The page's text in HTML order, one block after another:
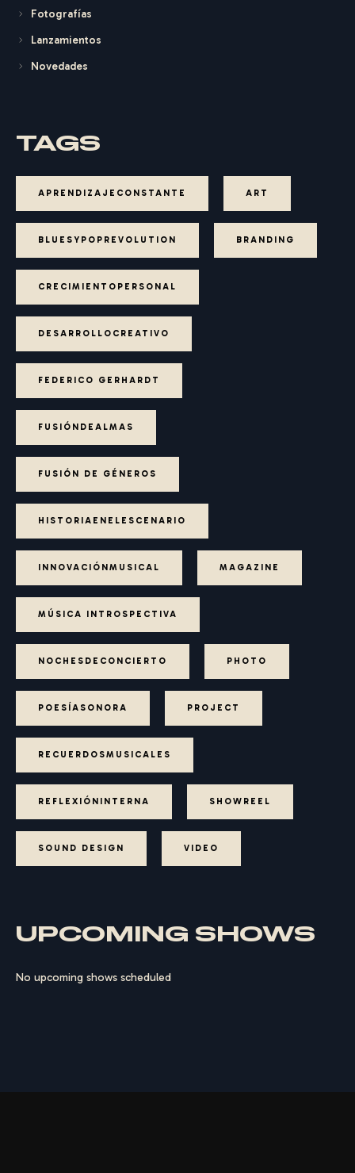
Fotografías
Lanzamientos
Novedades
TAGS
APRENDIZAJECONSTANTE ART
BLUESYPOPREVOLUTION BRANDING
CRECIMIENTOPERSONAL
DESARROLLOCREATIVO
FEDERICO GERHARDT
FUSIÓNDEALMAS
FUSIÓN DE GÉNEROS
HISTORIAENELESCENARIO
INNOVACIÓNMUSICAL MAGAZINE
MÚSICA INTROSPECTIVA
NOCHESDECONCIERTO PHOTO
POESÍASONORA PROJECT
RECUERDOSMUSICALES
REFLEXIÓNINTERNA SHOWREEL
SOUND DESIGN VIDEO
UPCOMING SHOWS
No upcoming shows scheduled